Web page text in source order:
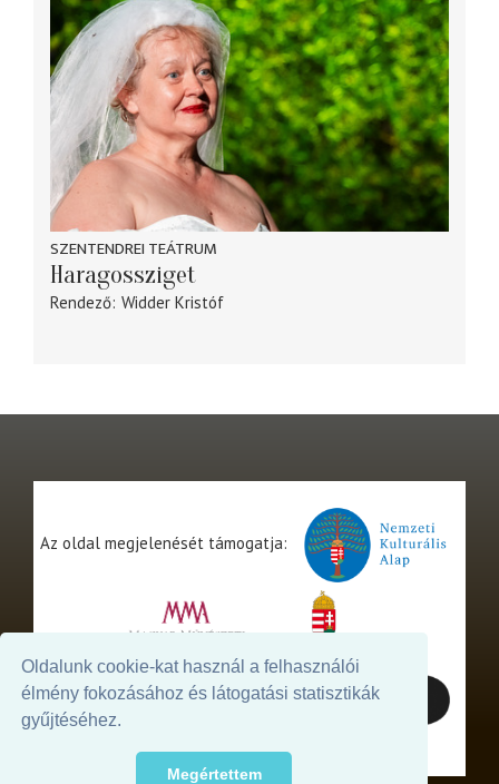
Oldalunk cookie-kat használ a felhasználói
élmény fokozásához és látogatási statisztikák
gyűjtéséhez.
Megértettem
SZENTENDREI TEÁTRUM
Haragossziget
Rendező Widder Kristóf
Az oldal megjelenését támogatja: